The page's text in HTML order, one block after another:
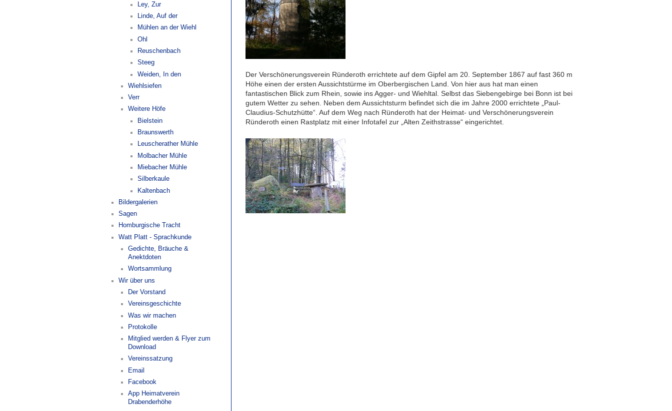
Ley, Zur
Linde, Auf der
Mühlen an der Wiehl
Ohl
Reuschenbach
Steeg
Weiden, In den
Wiehlsiefen
Verr
Weitere Höfe
Bielstein
Braunswerth
Leuscherather Mühle
Molbacher Mühle
Miebacher Mühle
Silberkaule
Kaltenbach
Bildergalerien
Sagen
Homburgische Tracht
Watt Platt - Sprachkunde
Gedichte, Bräuche &
Anektdoten
Wortsammlung
Wir über uns
Der Vorstand
Vereinsgeschichte
Was wir machen
Protokolle
Mitglied werden & Flyer zum
Download
Vereinssatzung
Email
Facebook
App Heimatverein
Drabenderhöhe
Der Verschönerungsverein Ründeroth errichtete auf dem Gipfel am 20. September 1867 auf fast 360 m
Höhe einen der ersten Aussichtstürme im Oberbergischen Land. Von hier aus hat man einen
fantastischen Blick zum Rhein, sowie ins Agger- und Wiehltal. Selbst das Siebengebirge bei Bonn ist bei
gutem Wetter zu sehen. Neben dem Aussichtsturm befindet sich die im Jahre 2000 errichtete „Paul-
Claudius-Schutzhütte“. Auf dem Weg nach Ründeroth hat der Heimat- und Verschönerungsverein
Ründeroth einen Rastplatz mit einer Infotafel zur „Alten Zeithstrasse“ eingerichtet.